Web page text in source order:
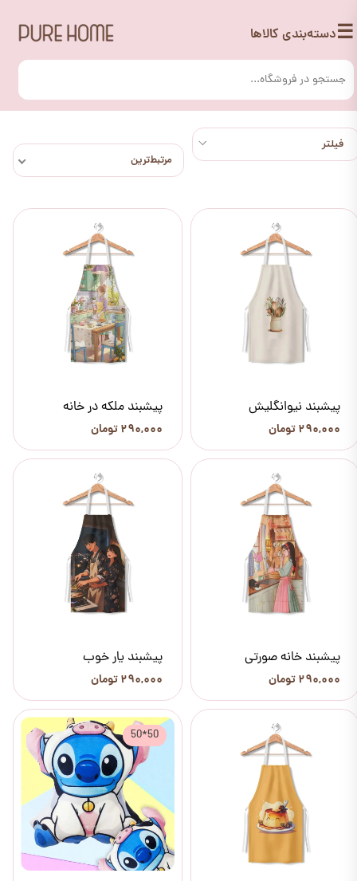
☰دسته‌بندی کالاها
مرتبط‌ترین
پیشبند نیوانگلیش
۲۹۰,۰۰۰ تومان
پیشبند ملکه در خانه
۲۹۰,۰۰۰ تومان
پیشبند خانه صورتی
۲۹۰,۰۰۰ تومان
پیشبند یار خوب
۲۹۰,۰۰۰ تومان
50*50